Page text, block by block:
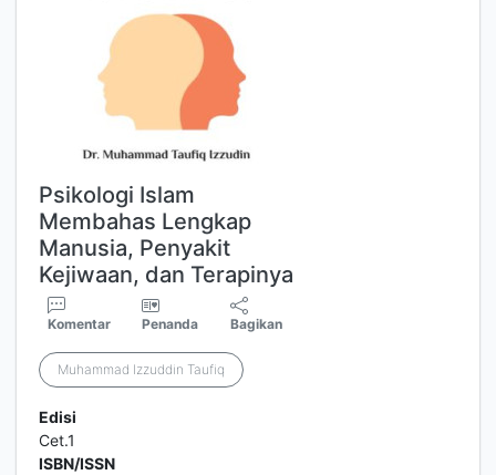
Psikologi Islam
Membahas Lengkap
Manusia, Penyakit
Kejiwaan, dan Terapinya
Komentar Penanda Bagikan
Muhammad Izzuddin Taufiq
Edisi
Cet.1
ISBN/ISSN